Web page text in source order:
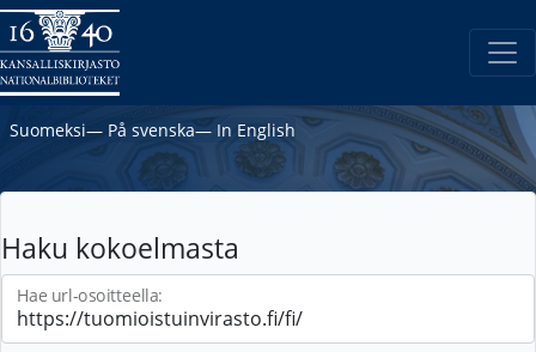
Suomeksi― På svenska― In English
Haku kokoelmasta
Hae url-osoitteella: